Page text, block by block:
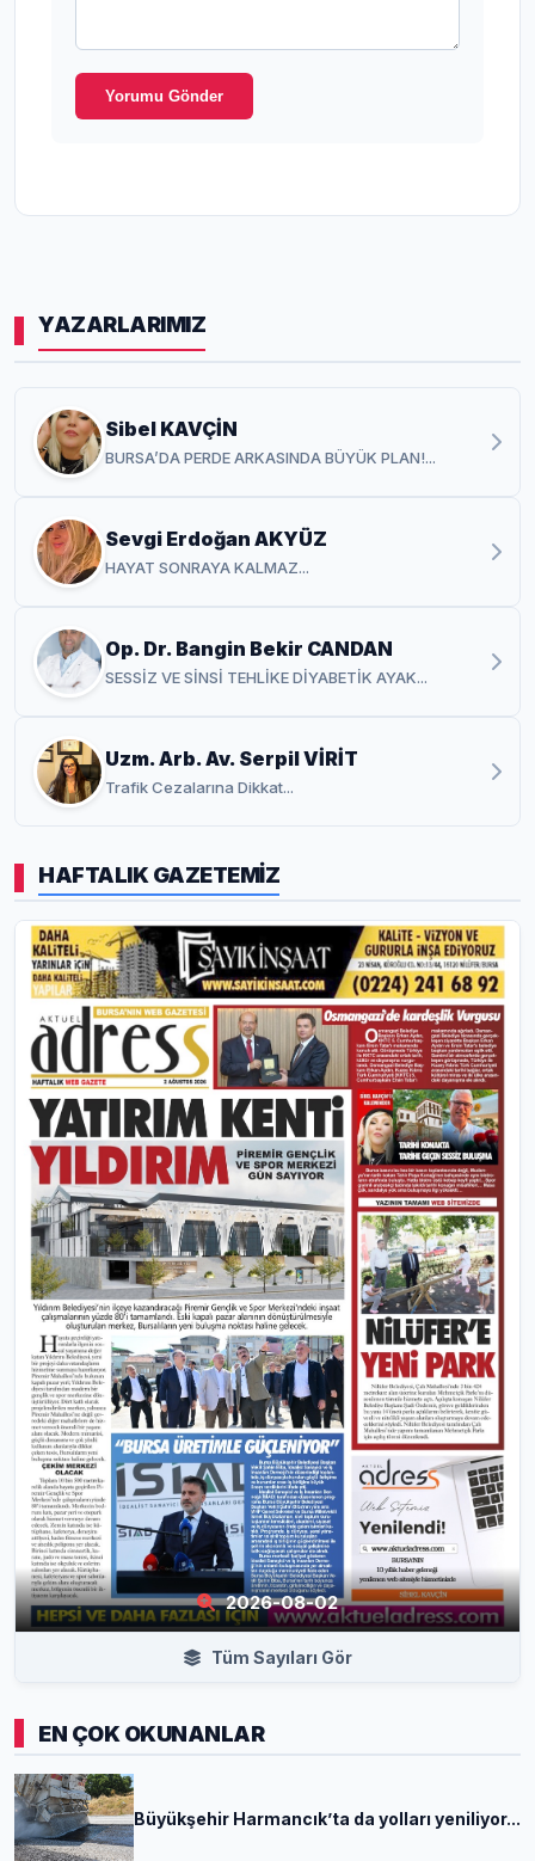
Yorumu Gönder
YAZARLARIMIZ
Sibel KAVÇİN
BURSA’DA PERDE ARKASINDA BÜYÜK PLAN!...
Sevgi Erdoğan AKYÜZ
HAYAT SONRAYA KALMAZ...
Op. Dr. Bangin Bekir CANDAN
SESSİZ VE SİNSİ TEHLİKE DİYABETİK AYAK...
Uzm. Arb. Av. Serpil VİRİT
Trafik Cezalarına Dikkat...
HAFTALIK GAZETEMİZ
2026-08-02
Tüm Sayıları Gör
EN ÇOK OKUNANLAR
Büyükşehir Harmancık’ta da yolları yeniliyor...